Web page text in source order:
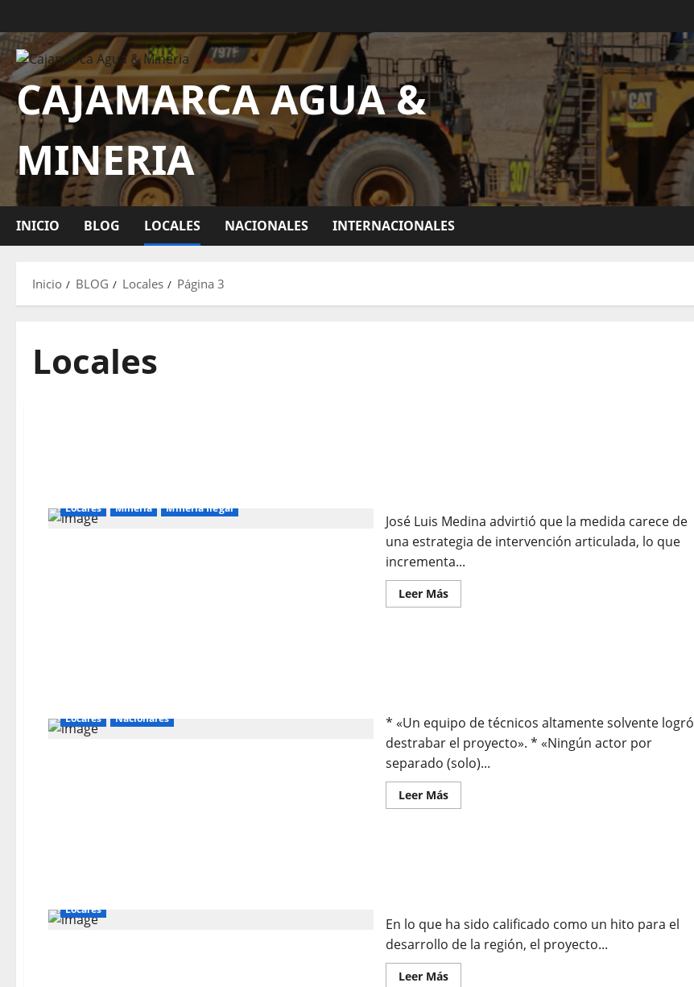
CAJAMARCA AGUA &
MINERIA
INICIO BLOG LOCALES NACIONALES INTERNACIONALES
Inicio BLOG Locales Página 3
Locales
Locales Mineria Mineria Ilegal
José Luis Medina advirtió que la medida carece de
una estrategia de intervención articulada, lo que
incrementa...
Leer Más
Locales Nacionales
* «Un equipo de técnicos altamente solvente logró
destrabar el proyecto». * «Ningún actor por
separado (solo)...
Leer Más
Locales
En lo que ha sido calificado como un hito para el
desarrollo de la región, el proyecto...
Leer Más